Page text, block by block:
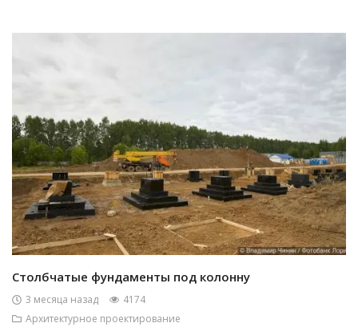
Столбчатые фундаменты под колонну
3 месяца назад
4174
Архитектурное проектирование